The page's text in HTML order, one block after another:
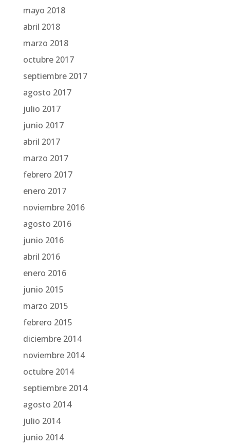
mayo 2018
abril 2018
marzo 2018
octubre 2017
septiembre 2017
agosto 2017
julio 2017
junio 2017
abril 2017
marzo 2017
febrero 2017
enero 2017
noviembre 2016
agosto 2016
junio 2016
abril 2016
enero 2016
junio 2015
marzo 2015
febrero 2015
diciembre 2014
noviembre 2014
octubre 2014
septiembre 2014
agosto 2014
julio 2014
junio 2014